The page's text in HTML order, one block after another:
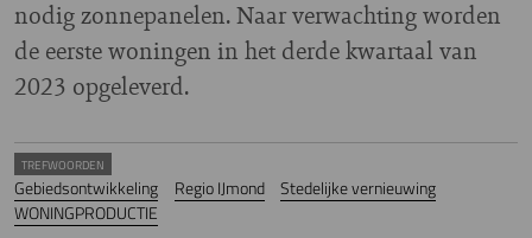
nodig zonnepanelen. Naar verwachting worden
de eerste woningen in het derde kwartaal van
2023 opgeleverd.
TREFWOORDEN
Gebiedsontwikkeling Regio IJmond
Stedelijke vernieuwing
WONINGPRODUCTIE